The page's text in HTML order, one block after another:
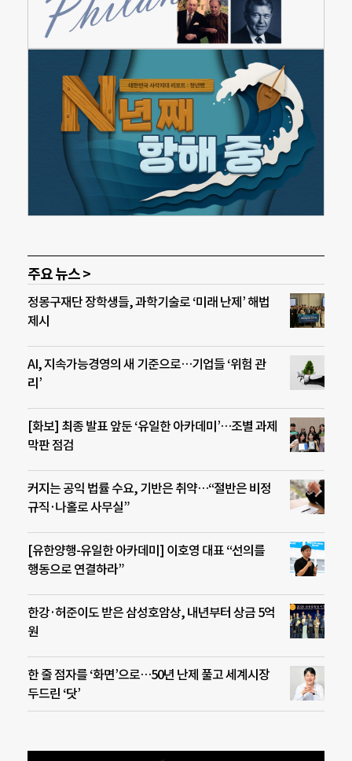
주요 뉴스 >
정몽구재단 장학생들, 과학기술로 ‘미래 난제’ 해법
제시
AI, 지속가능경영의 새 기준으로…기업들 ‘위험 관
리’
[화보] 최종 발표 앞둔 ‘유일한 아카데미’…조별 과제
막판 점검
커지는 공익 법률 수요, 기반은 취약…“절반은 비정
규직·나홀로 사무실”
[유한양행-유일한 아카데미] 이호영 대표 “선의를
행동으로 연결하라”
한강·허준이도 받은 삼성호암상, 내년부터 상금 5억
원
한 줄 점자를 ‘화면’으로…50년 난제 풀고 세계시장
두드린 ‘닷’